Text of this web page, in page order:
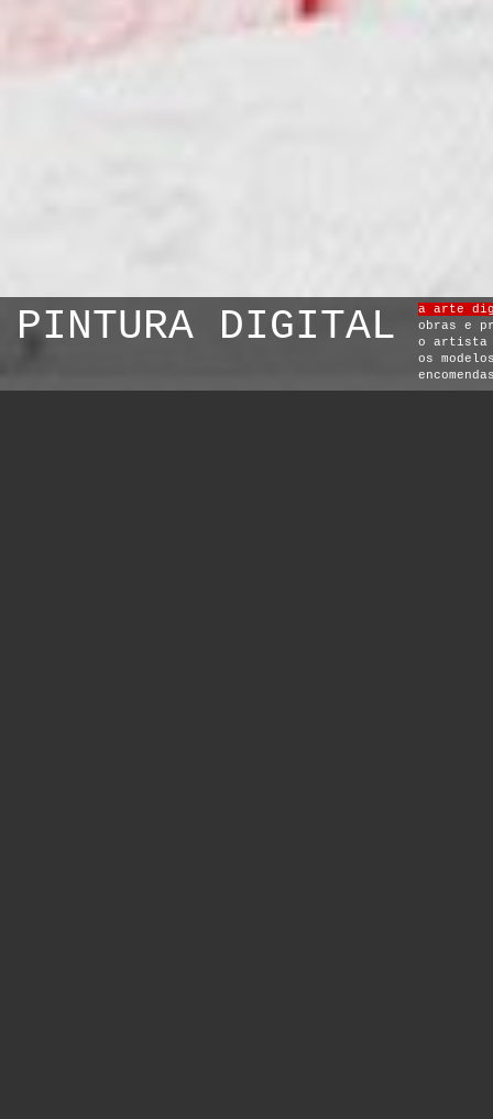
PINTURA DIGITAL
a arte
obras e
o artista
os